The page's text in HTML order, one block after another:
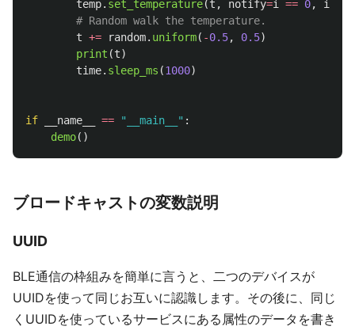
temp. set_temperature(t , notify=i == 0,
t += random. uniform( -0.5, 0.5)
print (t)
time. sleep_ms (1000)
if __name__ == " __main__ " :
demo()
ブロードキャストの変数説明
UUID
BLE通信の枠組みを簡単に言うと、二つのデバイスが
UUIDを使って同じお互いに認識します。その後に、同じ
くUUIDを使っているサービスにある属性のデータを書き